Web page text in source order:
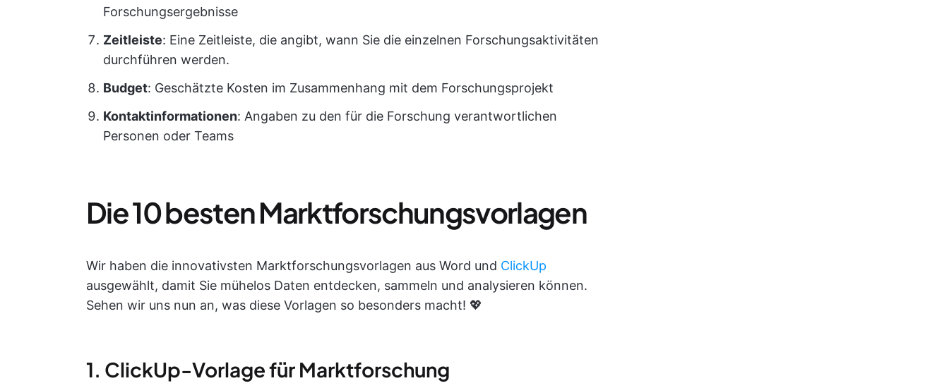
Forschungsergebnisse
Zeitleiste: Eine Zeitleiste, die angibt, wann Sie die einzelnen Forschungsaktivitäten
durchführen werden.
Budget: Geschätzte Kosten im Zusammenhang mit dem Forschungsprojekt
Kontaktinformationen: Angaben zu den für die Forschung verantwortlichen
Personen oder Teams
Die 10 besten Marktforschungsvorlagen
Wir haben die innovativsten Marktforschungsvorlagen aus Word und ClickUp
ausgewählt, damit Sie mühelos Daten entdecken, sammeln und analysieren können.
Sehen wir uns nun an, was diese Vorlagen so besonders macht! 💖
1. ClickUp-Vorlage für Marktforschung